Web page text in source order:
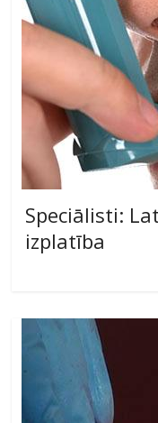
Speciālisti:
izplatība